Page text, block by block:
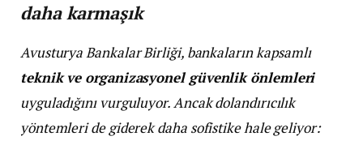
daha karmaşık
Avusturya Bankalar Birliği, bankaların kapsamlı
teknik ve organizasyonel güvenlik önlemleri
uyguladığını vurguluyor. Ancak dolandırıcılık
yöntemleri de giderek daha sofistike hale geliyor: